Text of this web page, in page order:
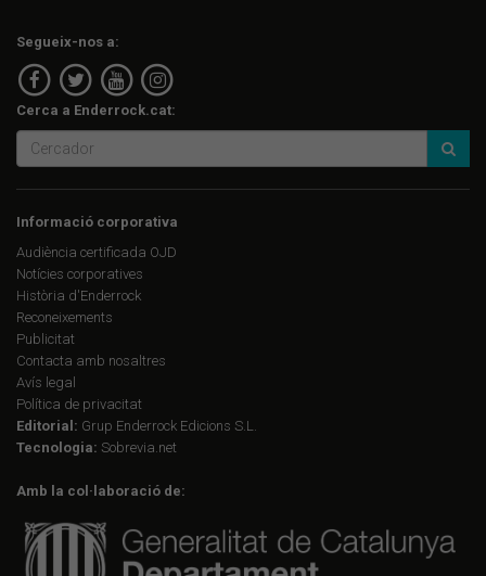
Segueix-nos a:
Cerca a Enderrock.cat:
Informació corporativa
Audiència certificada OJD
Notícies corporatives
Història d'Enderrock
Reconeixements
Publicitat
Contacta amb nosaltres
Avís legal
Política de privacitat
Editorial: Grup Enderrock Edicions S.L.
Tecnologia: Sobrevia.net
Amb la col·laboració de: